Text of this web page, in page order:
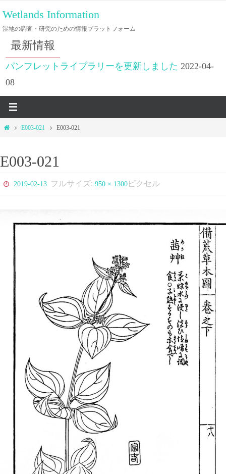
ン
テ
ツ
ス
プ
Wetlands Information
湿地の調査・研究のための情報プラットフォーム
最新情報
パンフレットライブラリーを更新しました 2022-04-
08
ホ
E003-021 E003-021
E003-021
2019-02-13 フルサイズ:950 × 1300 ピクセル